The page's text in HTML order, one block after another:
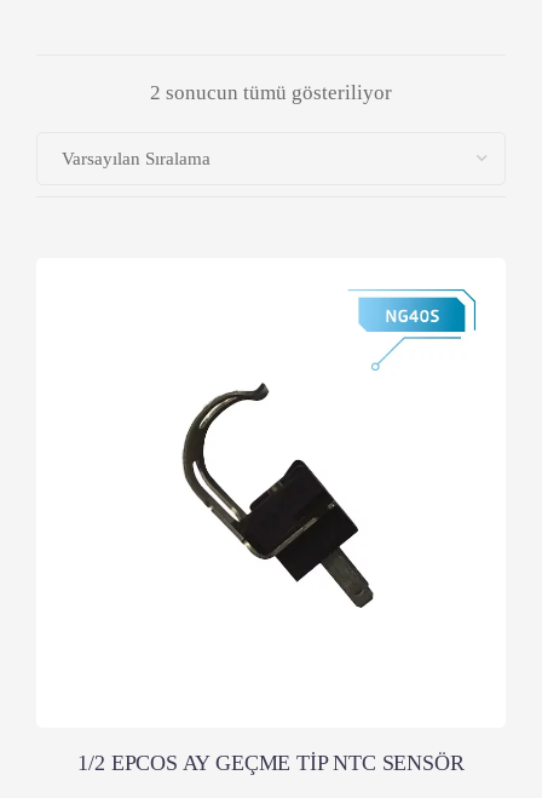
2 sonucun tümü gösteriliyor
1/2 EPCOS AY GEÇME TİP NTC SENSÖR